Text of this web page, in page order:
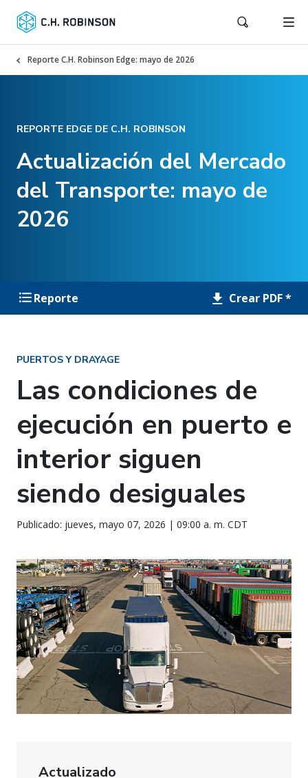
Reporte C.H. Robinson Edge: mayo de 2026
REPORTE EDGE DE C.H. ROBINSON
Actualización del Mercado
del Transporte: mayo de
2026
Reporte Crear PDF *
PUERTOS Y DRAYAGE
Las condiciones de
ejecución en puerto e
interior siguen
siendo desiguales
Publicado: jueves, mayo 07, 2026 | 09:00 a. m. CDT
Actualizado